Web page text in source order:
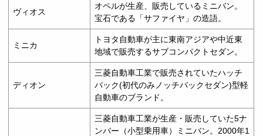
ヴィオス
オペルが生産、販売しているミニバン。
宝石である「サファイヤ」の造語。
ミニカ
トヨタ自動車が主に東南アジアや中近東
地域で販売するサブコンパクトセダン。
ディオン
三菱自動車工業で販売されていたハッチ
バック(初代のみノッチバックセダン)型軽
自動車のブランド。
三菱自動車工業が生産・販売していた5ナ
ンバー（小型乗用車）ミニバン。2000年1